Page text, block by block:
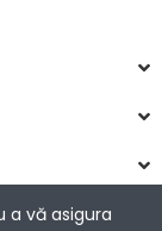
a vă asigura